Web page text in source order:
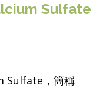
Sulfate
Sulfate，簡稱